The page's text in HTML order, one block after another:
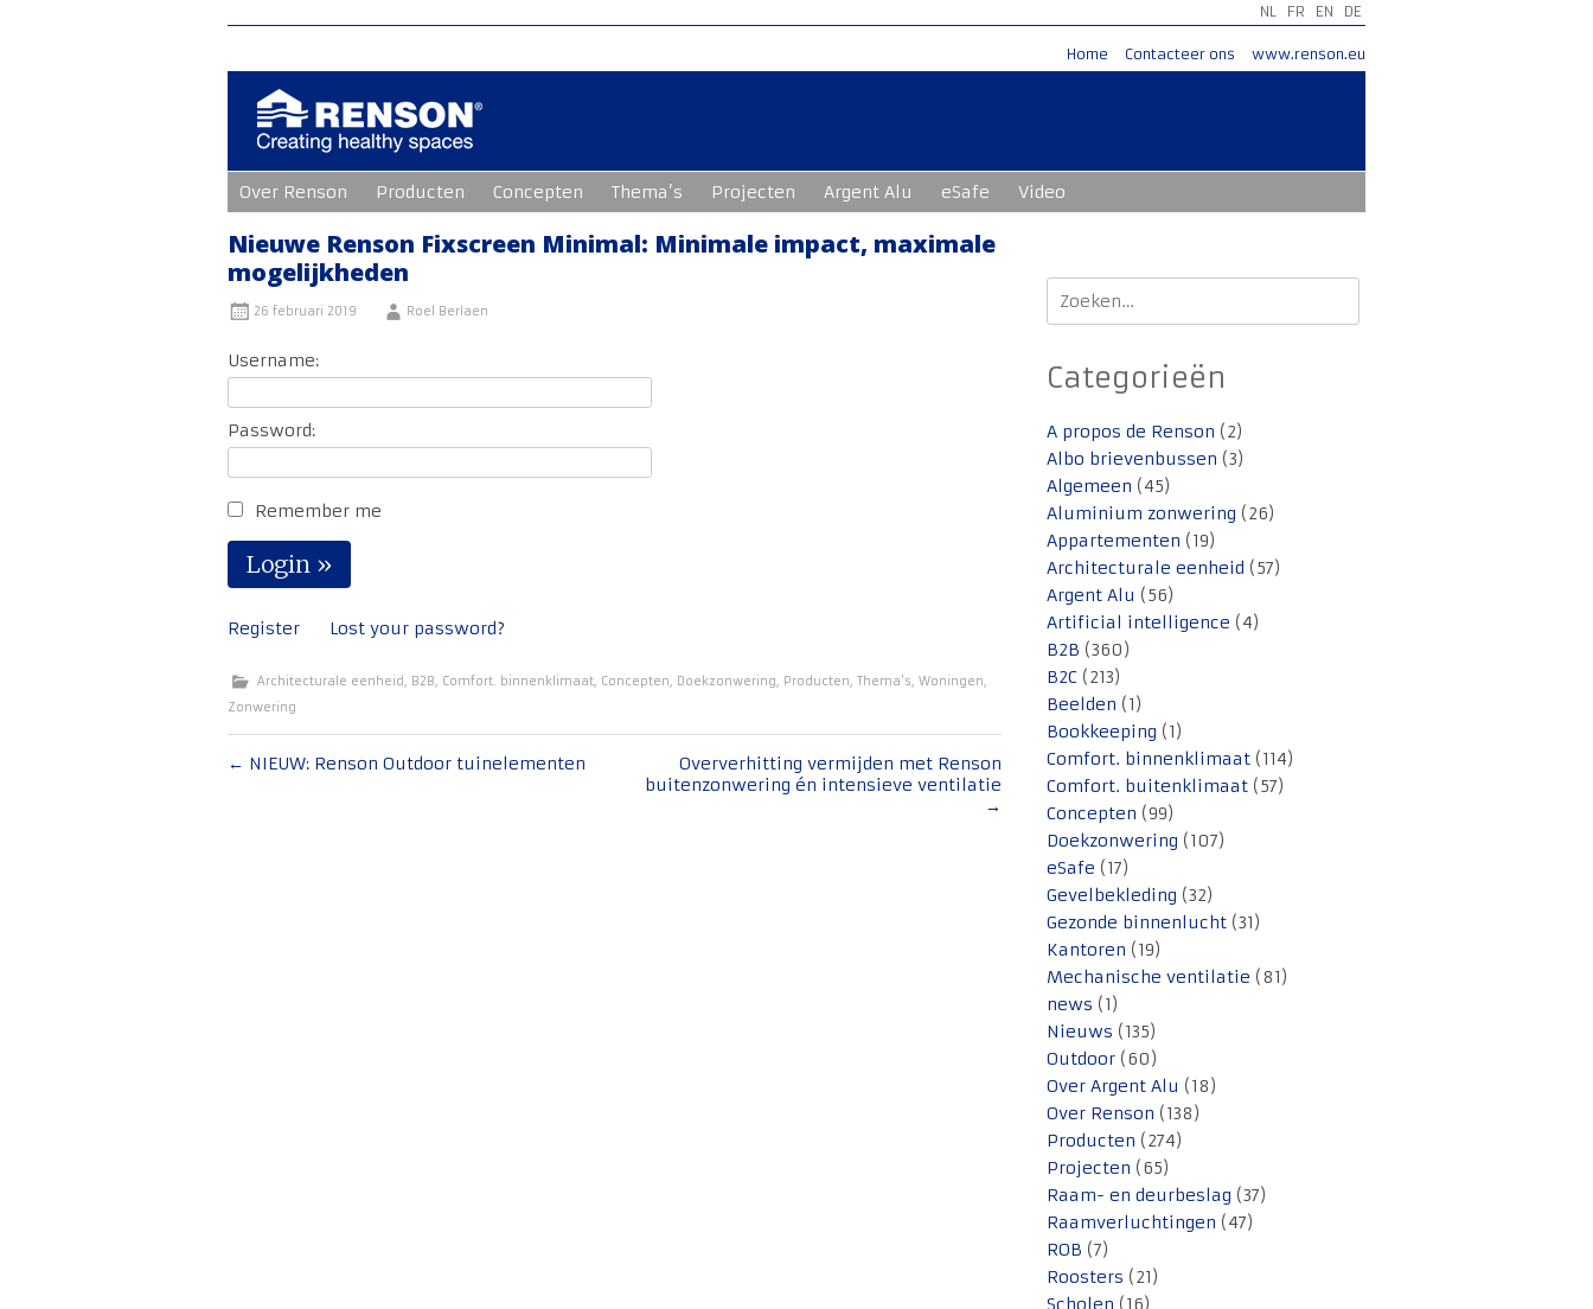
NL FR EN DE
Home Contacteer ons www.renson.eu
naar
de
inhoud
Over Renson Producten Concepten Thema’s Projecten Argent Alu eSafe Video
Nieuwe Renson Fixscreen Minimal: Minimale impact, maximale
mogelijkheden
26 februari 2019 Roel Berlaen
Username:
Password:
Remember me
Register Lost your password?
Architecturale eenheid, B2B, Comfort. binnenklimaat, Concepten, Doekzonwering, Producten, Thema's, Woningen,
Zonwering
Bericht
← NIEUW: Renson Outdoor tuinelementen
Oververhitting vermijden met Renson
buitenzonwering én intensieve ventilatie
→
Zoeken
naar:
Categorieën
A propos de Renson (2)
Albo brievenbussen (3)
Algemeen (45)
Aluminium zonwering (26)
Appartementen (19)
Architecturale eenheid (57)
Argent Alu (56)
Artificial intelligence (4)
B2B (360)
B2C (213)
Beelden (1)
Bookkeeping (1)
Comfort. binnenklimaat (114)
Comfort. buitenklimaat (57)
Concepten (99)
Doekzonwering (107)
eSafe (17)
Gevelbekleding (32)
Gezonde binnenlucht (31)
Kantoren (19)
Mechanische ventilatie (81)
news (1)
Nieuws (135)
Outdoor (60)
Over Argent Alu (18)
Over Renson (138)
Producten (274)
Projecten (65)
Raam- en deurbeslag (37)
Raamverluchtingen (47)
ROB (7)
Roosters (21)
Scholen (16)